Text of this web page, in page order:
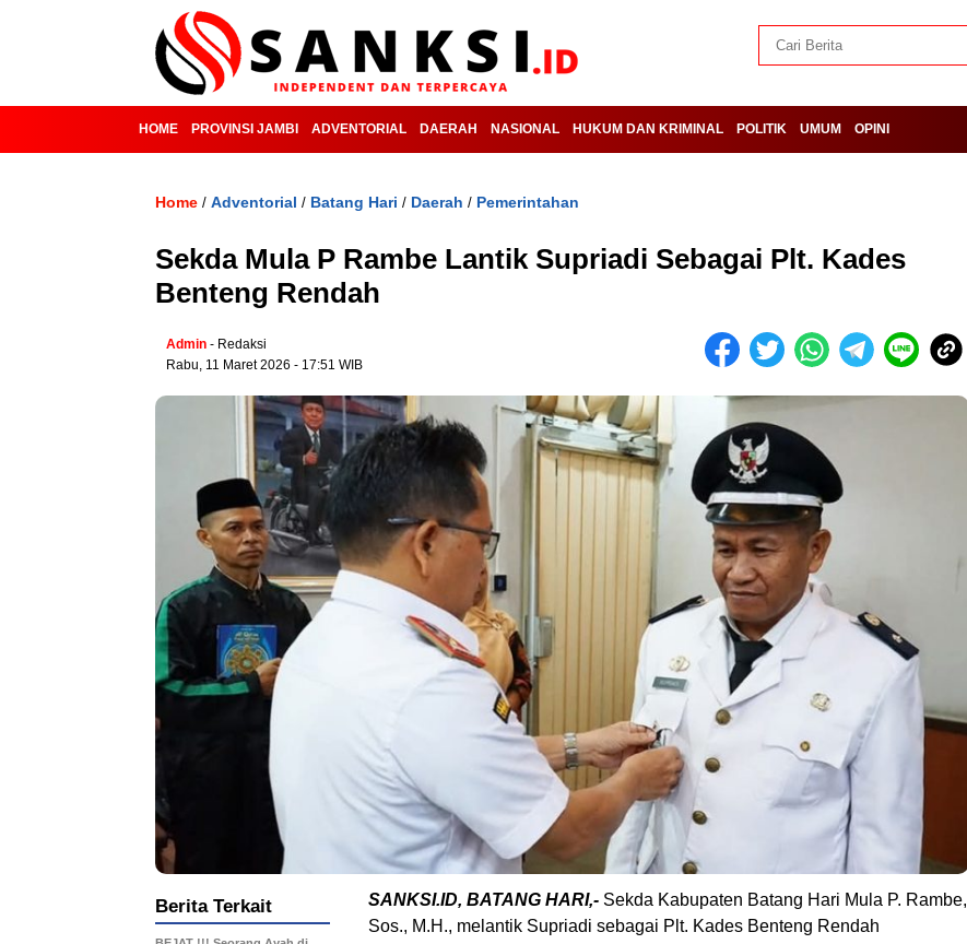
HOME PROVINSI JAMBI ADVENTORIAL DAERAH NASIONAL HUKUM DAN KRIMINAL POLITIK UMUM OPINI
Home / Adventorial / Batang Hari / Daerah / Pemerintahan
Sekda Mula P Rambe Lantik Supriadi Sebagai Plt. Kades
Benteng Rendah
Admin - Redaksi
Rabu, 11 Maret 2026 - 17:51 WIB
SANKSI.ID, BATANG HARI,- Sekda Kabupaten Batang Hari Mula P. Rambe,
Sos., M.H., melantik Supriadi sebagai Plt. Kades Benteng Rendah
Berita Terkait